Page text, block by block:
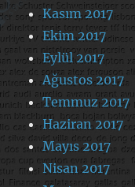
Kasım 2017
Ekim 2017
Eylül 2017
Ağustos 2017
Temmuz 2017
Haziran 2017
Mayıs 2017
Nisan 2017